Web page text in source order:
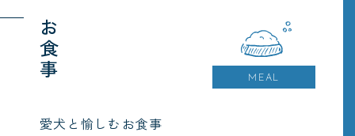
MEAL
お食事
愛犬と愉しむお食事